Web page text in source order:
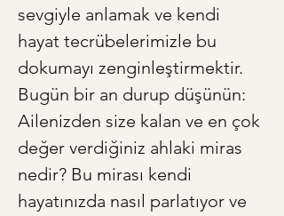
sevgiyle anlamak ve kendi
hayat tecrübelerimizle bu
dokumayı zenginleştirmektir.
Bugün bir an durup düşünün:
Ailenizden size kalan ve en çok
değer verdiğiniz ahlaki miras
nedir? Bu mirası kendi
hayatınızda nasıl parlatıyor ve